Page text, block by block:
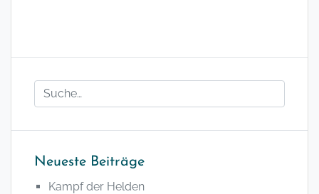
Neueste Beiträge
Kampf der Helden